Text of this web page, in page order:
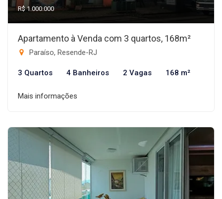
R$ 1.000.000
Apartamento à Venda com 3 quartos, 168m²
Paraíso, Resende-RJ
3 Quartos 4 Banheiros 2 Vagas 168 m²
Mais informações